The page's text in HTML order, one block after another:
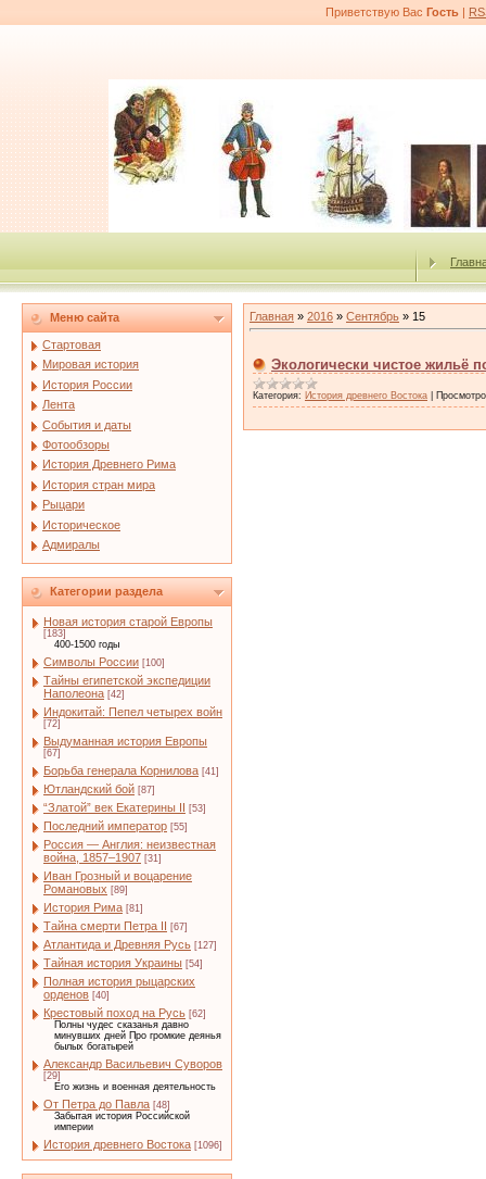
Приветствую Вас Гость |
Меню сайта
Стартовая
Мировая история
История России
Лента
События и даты
Фотообзоры
История Древнего Рима
История стран мира
Рыцари
Историческое
Адмиралы
Категории раздела
Новая история старой Европы
[183]
400-1500 годы
Символы России [100]
Тайны египетской экспедиции
Наполеона [42]
Индокитай: Пепел четырех войн
[72]
Выдуманная история Европы
[67]
Борьба генерала Корнилова [41]
Ютландский бой [87]
“Златой” век Екатерины II [53]
Последний император [55]
Россия — Англия: неизвестная
война, 1857–1907 [31]
Иван Грозный и воцарение
Романовых [89]
История Рима [81]
Тайна смерти Петра II [67]
Атлантида и Древняя Русь [127]
Тайная история Украины [54]
Полная история рыцарских
орденов [40]
Крестовый поход на Русь [62]
Полны чудес сказанья давно
минувших дней Про громкие деянья
былых богатырей
Александр Васильевич Суворов
[29]
Его жизнь и военная деятельность
От Петра до Павла [48]
Забытая история Российской
империи
История древнего Востока [1096]
Главная » 2016 » Сентябрь » 15
Экологически чистое жильё
Категория: История древнего Востока